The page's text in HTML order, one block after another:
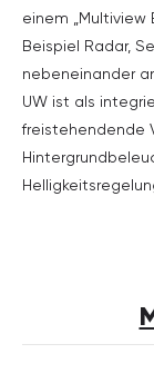
einem „Multiview
Beispiel Radar,
nebeneinander
UW ist als
freistehendende